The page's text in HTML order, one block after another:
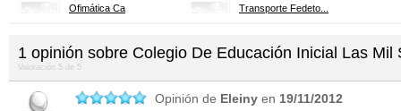
Ofimática Ca
Transporte Fedeto...
U.e Colegio Batal...
Av. Rotaria, Bata...
Unidad Educativa ...
Av. Rotaria
Unidad Educativa ...
Cr. 2, Del Este
Unidad Educativa ...
Av. Fzas Armadas,...
1 opinión sobre Colegio De Educación Inicial Las Mil
Valoración 5 de 5
Opinión de Eleiny en 19/11/2012